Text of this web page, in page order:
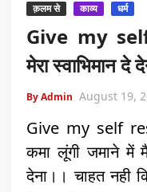
क़लम से काव्य धर्म
Give my
मेरा स्वाभिमान दे
By Admin August 19,
Give my self
कमा लूंगी जमाने में
देना।। चाहत नही